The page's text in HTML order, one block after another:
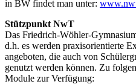
in BW findet man unter:
Stützpunkt NwT
Das Friedrich-Wöhler-
d.h. es werden praxisorientierte
angeboten, die auch von
genutzt werden können. Zu
Module zur Verfügung: